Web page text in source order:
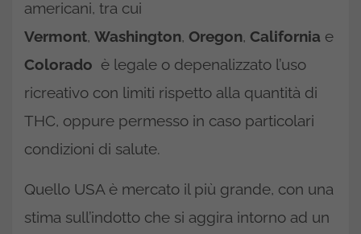
americani, tra cui
Vermont, Washington, Oregon, California e
Colorado è legale o depenalizzato l’uso
ricreativo con limiti rispetto alla quantità di
THC, oppure permesso in caso particolari
condizioni di salute.
Quello USA è mercato il più grande, con una
stima sull’indotto che si aggira intorno ad un